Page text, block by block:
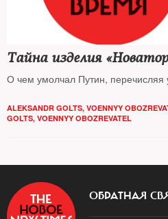
Тайна изделия
О чем умолчал Путин, перечисляя
ALEKSANDR GOLTS, VOENNYY
GOLTS, VOENNYY OBOZREVATEL
ОБРАТНАЯ